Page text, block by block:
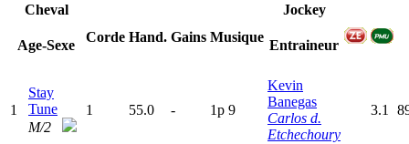
Cheval
Age-Sexe
Corde Hand. Gains Musique
Jockey
Entraineur
1
Stay
Tune
M/2
1 55.0 - 1p 9
Kevin
Banegas
Carlos d.
Etchechoury
3.1